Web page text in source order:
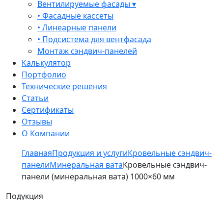
Вентилируемые фасады ▾
• Фасадные кассеты
• Линеарные панели
• Подсистема для вентфасада
Монтаж сэндвич-панелей
Калькулятор
Портфолио
Технические решения
Статьи
Сертификаты
Отзывы
О Компании
ГлавнаяПродукция и услугиКровельные сэндвич-
панелиМинеральная ватаКровельные сэндвич-
панели (минеральная вата) 1000×60 мм
Подукция